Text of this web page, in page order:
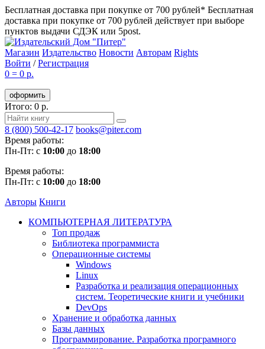
Бесплатная доставка при покупке от 700 рублей* Бесплатная
доставка при покупке от 700 рублей действует при выборе
пунктов выдачи СДЭК или 5post.
Магазин Издательство Новости Авторам Rights
Войти /Регистрация
0 = 0 р.
оформить
Итого: 0 р.
8 (800) 500-42-17 books@piter.com
Время работы:
Пн-Пт: с 10:00 до 18:00
Время работы:
Пн-Пт: с 10:00 до 18:00
Авторы Книги
КОМПЬЮТЕРНАЯ ЛИТЕРАТУРА
Топ продаж
Библиотека программиста
Операционные системы
Windows
Linux
Разработка и реализация операционных
систем. Теоретические книги и учебники
DevOps
Хранение и обработка данных
Базы данных
Программирование. Разработка програмного